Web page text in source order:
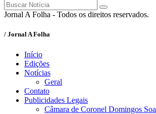
Jornal A Folha - Todos os direitos reservados.
/ Jornal A Folha
Início
Edições
Notícias
Geral
Contato
Publicidades Legais
Câmara de Coronel Domingos Soa